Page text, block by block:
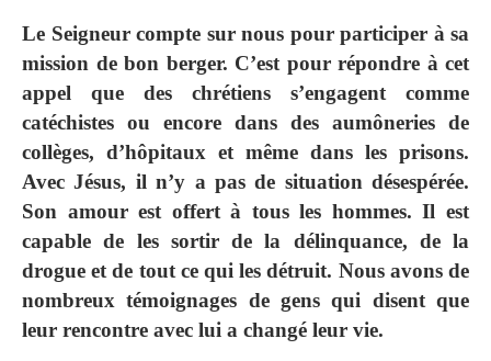
Le Seigneur compte sur nous pour participer à sa
mission de bon berger. C’est pour répondre à cet
appel que des chrétiens s’engagent comme
catéchistes ou encore dans des aumôneries de
collèges, d’hôpitaux et même dans les prisons.
Avec Jésus, il n’y a pas de situation désespérée.
Son amour est offert à tous les hommes. Il est
capable de les sortir de la délinquance, de la
drogue et de tout ce qui les détruit. Nous avons de
nombreux témoignages de gens qui disent que
leur rencontre avec lui a changé leur vie.